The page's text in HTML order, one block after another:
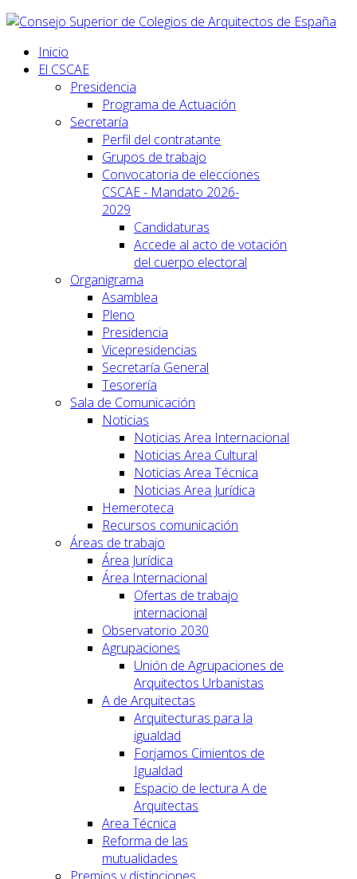
Inicio
El CSCAE
Presidencia
Programa de Actuación
Secretaría
Perfil del contratante
Grupos de trabajo
Convocatoria de elecciones
CSCAE - Mandato 2026-
2029
Candidaturas
Accede al acto de votación
del cuerpo electoral
Organigrama
Asamblea
Pleno
Presidencia
Vicepresidencias
Secretaría General
Tesorería
Sala de Comunicación
Noticias
Noticias Area Internacional
Noticias Area Cultural
Noticias Area Técnica
Noticias Area Jurídica
Hemeroteca
Recursos comunicación
Áreas de trabajo
Área Jurídica
Área Internacional
Ofertas de trabajo
internacional
Observatorio 2030
Agrupaciones
Unión de Agrupaciones de
Arquitectos Urbanistas
A de Arquitectas
Arquitecturas para la
igualdad
Forjamos Cimientos de
Igualdad
Espacio de lectura A de
Arquitectas
Area Técnica
Reforma de las
mutualidades